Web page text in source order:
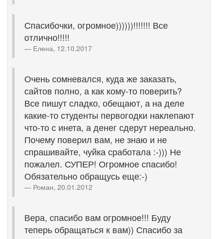
Спасибочки, огромное))))))!!!!!!! Все
отлично!!!!!
Елена, 12.10.2017
Очень сомневался, куда же заказать,
сайтов полно, а как кому-то поверить?
Все пишут сладко, обещают, а на деле
какие-то студенты первогодки наклепают
что-то с инета, а денег сдерут нереально.
Почему поверил вам, не знаю и не
спрашивайте, чуйка сработала :-))) Не
пожалел. СУПЕР! Огромное спасибо!
Обязательно обращусь еще:-)
Роман, 20.01.2012
Вера, спасибо вам огромное!!! Буду
теперь обращаться к вам)) Спасибо за